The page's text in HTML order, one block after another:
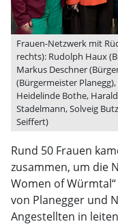
Frauen-Netzwerk mit
rechts): Rudolph Haux
Markus Deschner
(Bürgermeister
Heidelinde Bothe,
Stadelmann, Solveig
Seiffert)
Rund 50 Frauen
zusammen, um die
Women of
von Planegger und
Angestellten in